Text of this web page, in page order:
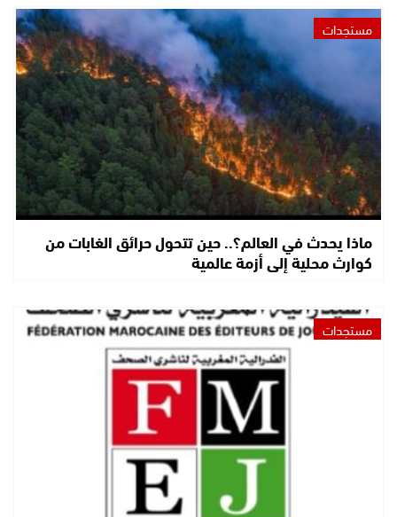
مستجدات
ماذا يحدث في العالم؟.. حين تتحول حرائق الغابات من
كوارث محلية إلى أزمة عالمية
مستجدات